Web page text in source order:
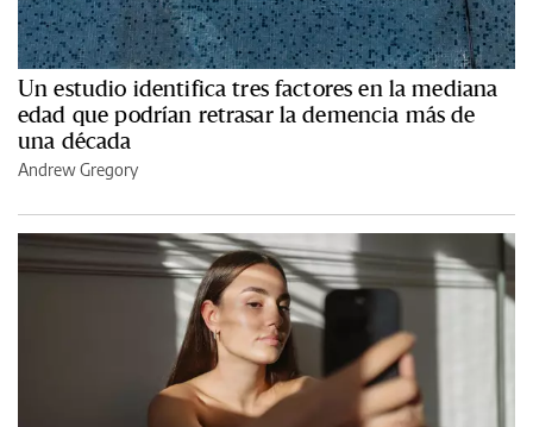
Un estudio identifica tres factores en la mediana
edad que podrían retrasar la demencia más de
una década
Andrew Gregory